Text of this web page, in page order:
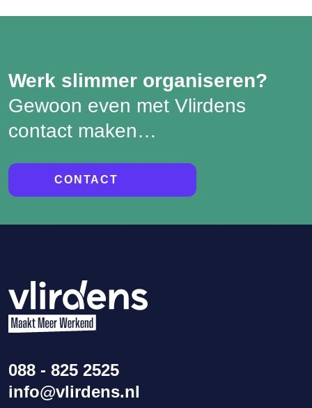
Werk slimmer organiseren?
Gewoon even met Vlirdens
contact maken…
CONTACT
088 - 825 2525
info@vlirdens.nl